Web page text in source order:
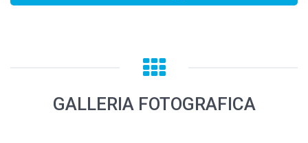
GALLERIA FOTOGRAFICA